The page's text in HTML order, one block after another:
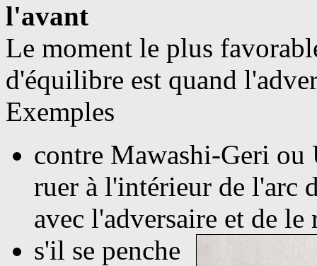
l'avant
Le moment le plus
d'équilibre est quand
Exemples
contre Mawashi-Geri ou
ruer à l'intérieur de l'arc
avec l'adversaire et de le
s'il se penche